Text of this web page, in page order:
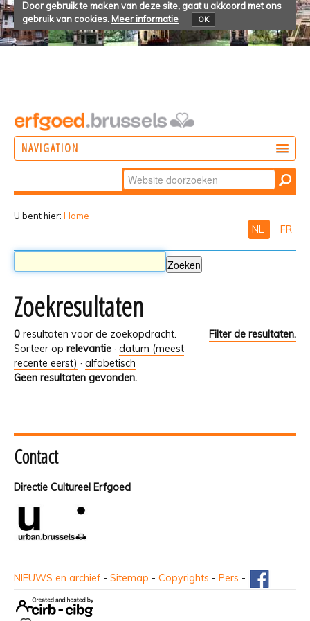
Door gebruik te maken van deze site, gaat u akkoord met ons
gebruik van cookies. Meer informatie OK
NAVIGATION
Zoek
Geavanceerd
U bent hier: Home
NL FR
Zoekresultaten
0 resultaten voor de zoekopdracht.
Filter de resultaten.
Sorteer op relevantie · datum (meest
recente eerst) · alfabetisch
Geen resultaten gevonden.
Contact
Directie Cultureel Erfgoed
NIEUWS en archief - Sitemap - Copyrights - Pers -